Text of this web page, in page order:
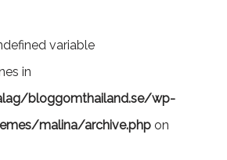
variable
in
bloggomthailand.se/wp-
malina/archive.php on